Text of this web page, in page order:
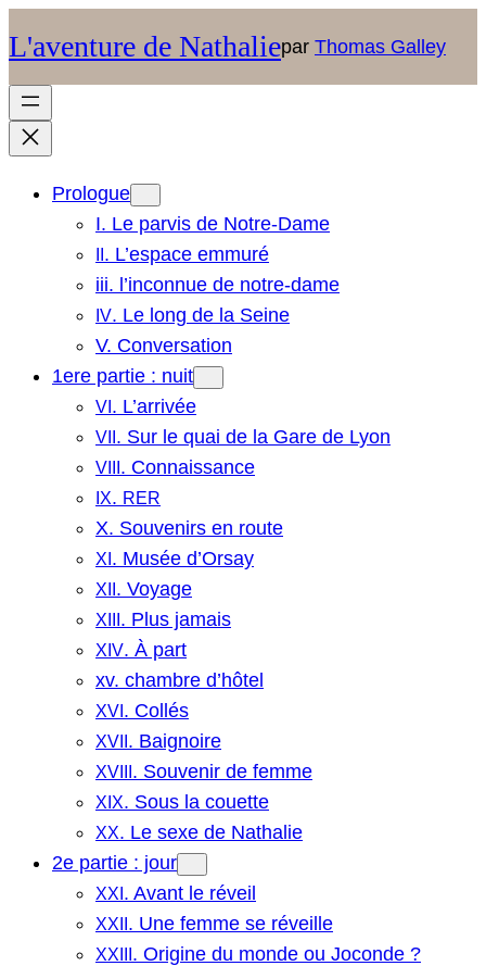
au
contenu
L'aventure de Nathaliepar Thomas Galley
Prologue
I. Le parvis de Notre-Dame
II. L’espace emmuré
iii. l’inconnue de notre-dame
IV. Le long de la Seine
V. Conversation
1ere partie : nuit
VI. L’arrivée
VII. Sur le quai de la Gare de Lyon
VIII. Connaissance
IX. RER
X. Souvenirs en route
XI. Musée d’Orsay
XII. Voyage
XIII. Plus jamais
XIV. À part
xv. chambre d’hôtel
XVI. Collés
XVII. Baignoire
XVIII. Souvenir de femme
XIX. Sous la couette
XX. Le sexe de Nathalie
2e partie : jour
XXI. Avant le réveil
XXII. Une femme se réveille
XXIII. Origine du monde ou Joconde ?